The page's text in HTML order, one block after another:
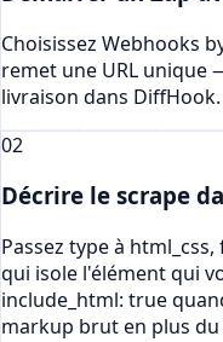
Choisissez Webhooks
remet une URL unique
livraison dans DiffHook.
02
Décrire le scrape
Passez type à
qui isole l'élément qui
include_html: true
markup brut en plus